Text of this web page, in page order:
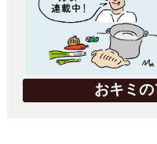
おキミ